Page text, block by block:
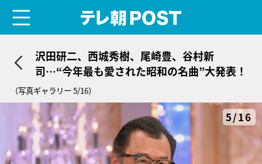
沢田研二、西城秀樹、尾崎豊、谷村新
司…“今年最も愛された昭和の名曲”大発表！
（写真ギャラリー 5/16）
5/16